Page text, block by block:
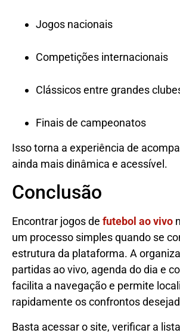
Jogos nacionais
Competições internacionais
Clássicos entre grandes
Finais de campeonatos
Isso torna a experiência de
ainda mais dinâmica e acessível.
Conclusão
Encontrar jogos de futebol ao vivo
um processo simples quando se
estrutura da plataforma. A
partidas ao vivo, agenda do dia e
facilita a navegação e permite
rapidamente os confrontos
Basta acessar o site, verificar a